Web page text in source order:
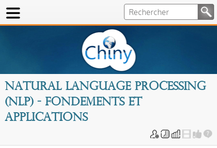
Natural Language Processing
(NLP) - Fondements et
applications